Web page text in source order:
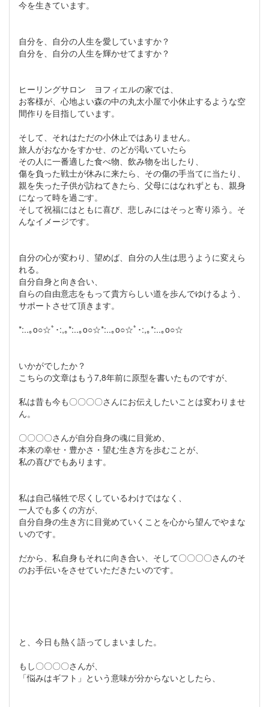
今を生きています。
自分を、自分の人生を愛していますか？
自分を、自分の人生を輝かせてますか？
ヒーリングサロン ヨフィエルの家では、
お客様が、心地よい森の中の丸太小屋で小休止するような空
間作りを目指しています。
そして、それはただの小休止ではありません。
旅人がおなかをすかせ、のどが渇いていたら
その人に一番適した食べ物、飲み物を出したり、
傷を負った戦士が休みに来たら、その傷の手当てに当たり、
親を失った子供が訪ねてきたら、父母にはなれずとも、親身
になって時を過ごす。
そして祝福にはともに喜び、悲しみにはそっと寄り添う。そ
んなイメージです。
自分の心が変わり、望めば、自分の人生は思うように変えら
れる。
自分自身と向き合い、
自らの自由意志をもって貴方らしい道を歩んでゆけるよう、
サポートさせて頂きます。
*:..｡o○☆ﾟ･:,｡*:..｡o○☆*:..｡o○☆ﾟ･:,｡*:..｡o○☆
いかがでしたか？
こちらの文章はもう7,8年前に原型を書いたものですが、
私は昔も今も〇〇〇〇さんにお伝えしたいことは変わりませ
ん。
〇〇〇〇さんが自分自身の魂に目覚め、
本来の幸せ・豊かさ・望む生き方を歩むことが、
私の喜びでもあります。
私は自己犠牲で尽くしているわけではなく、
一人でも多くの方が、
自分自身の生き方に目覚めていくことを心から望んでやまな
いのです。
だから、私自身もそれに向き合い、そして〇〇〇〇さんのそ
のお手伝いをさせていただきたいのです。
と、今日も熱く語ってしまいました。
もし〇〇〇〇さんが、
「悩みはギフト」という意味が分からないとしたら、